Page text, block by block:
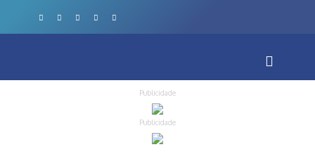
Publicidade
Publicidade